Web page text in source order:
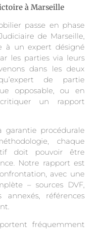
à Marseille
passe en phase
de Marseille,
à un expert désigné
les parties via leurs
dans les deux
de partie
opposable, ou en
un rapport
garantie procédurale
chaque
doit pouvoir être
Notre rapport est
avec une
– sources DVF,
annexés, références
fréquemment